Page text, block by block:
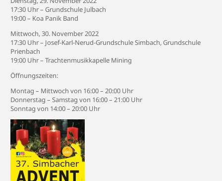
17:30 Uhr – Grundschule Julbach
19:00 – Koa Panik Band
Mittwoch, 30. November 2022
17:30 Uhr – Josef-Karl-Nerud-Grundschule Simbach, Grundschule
Prienbach
19:00 Uhr – Trachtenmusikkapelle Mining
Öffnungszeiten:
Montag – Mittwoch von 16:00 – 20:00 Uhr
Donnerstag – Samstag von 16:00 – 21:00 Uhr
Sonntag von 14:00 – 20:00 Uhr